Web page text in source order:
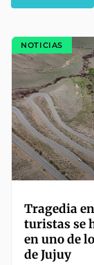
NOTICIAS
Tragedia
turistas se
en uno de
de Jujuy